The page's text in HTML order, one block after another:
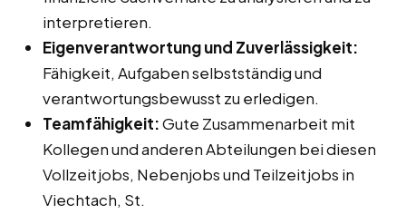
interpretieren.
Eigenverantwortung und Zuverlässigkeit:
Fähigkeit, Aufgaben selbstständig und
verantwortungsbewusst zu erledigen.
Teamfähigkeit:Gute Zusammenarbeit mit
Kollegen und anderen Abteilungen bei diesen
Vollzeitjobs, Nebenjobs und Teilzeitjobs in
Viechtach, St.